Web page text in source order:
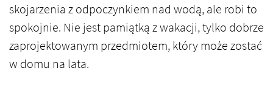
skojarzenia z odpoczynkiem nad wodą, ale robi to
spokojnie. Nie jest pamiątką z wakacji, tylko dobrze
zaprojektowanym przedmiotem, który może zostać
w domu na lata.